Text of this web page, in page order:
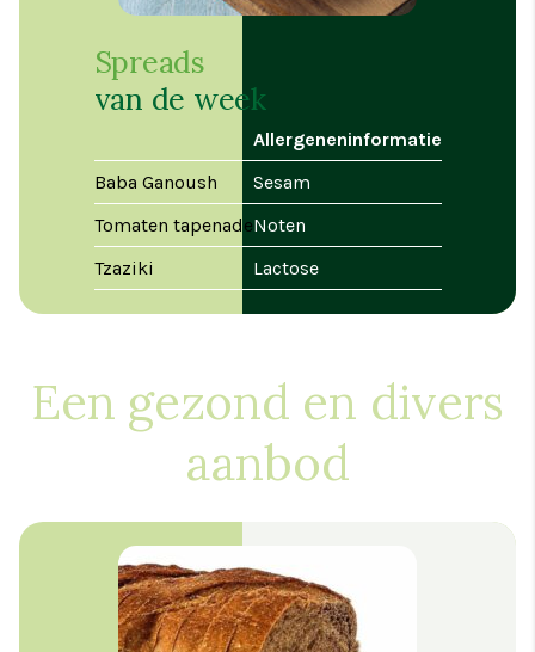
Spreads
van de week
Allergeneninformatie
Baba Ganoush
Sesam
Tomaten tapenadeNoten
Tzaziki
Lactose
Een gezond en divers
aanbod